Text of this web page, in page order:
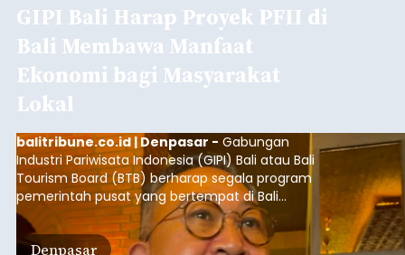
GIPI Bali Harap Proyek PFII di
Bali Membawa Manfaat
Ekonomi bagi Masyarakat
Lokal
balitribune.co.id | Denpasar - Gabungan
Industri Pariwisata Indonesia (GIPI) Bali atau Bali
Tourism Board (BTB) berharap segala program
pemerintah pusat yang bertempat di Bali
membawa dampak positif bagi masyarakat lokal.
"Program pemerintah ini (Bali sebagai Pusat
Finansial Internasional Indonesia/PFII) harus
Denpasar